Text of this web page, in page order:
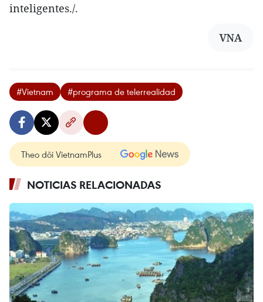
inteligentes./.
VNA
#Vietnam #programa de telerrealidad
Theo dõi VietnamPlus
NOTICIAS RELACIONADAS